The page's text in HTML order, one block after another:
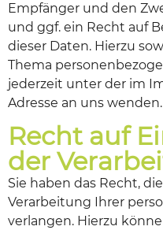
Empfänger und den
und ggf. ein Recht auf
dieser Daten. Hierzu
Thema
jederzeit unter der im
Adresse an uns wenden.
Recht auf
der
Sie haben das Recht,
Verarbeitung Ihrer
verlangen. Hierzu